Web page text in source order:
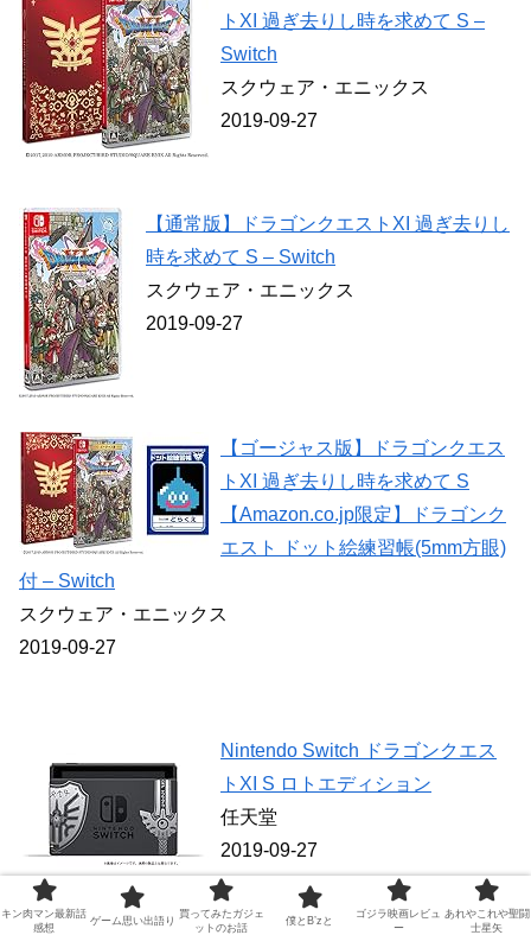
トXI 過ぎ去りし時を求めて S –
Switch
スクウェア・エニックス
2019-09-27
【通常版】ドラゴンクエストXI 過ぎ去りし
時を求めて S – Switch
スクウェア・エニックス
2019-09-27
【ゴージャス版】ドラゴンクエス
トXI 過ぎ去りし時を求めて S
【Amazon.co.jp限定】ドラゴンク
エスト ドット絵練習帳(5mm方眼)
付 – Switch
スクウェア・エニックス
2019-09-27
Nintendo Switch ドラゴンクエス
トXI S ロトエディション
任天堂
2019-09-27
キン肉マン最新話
感想
ゲーム思い出語り
買ってみたガジェ
ットのお話
僕とB’zと
ゴジラ映画レビュ
ー
あれやこれや聖闘
士星矢